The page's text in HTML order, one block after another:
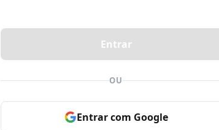
Entrar
OU
Entrar com Google